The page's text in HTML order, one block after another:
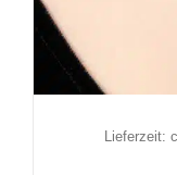
Lieferzeit: